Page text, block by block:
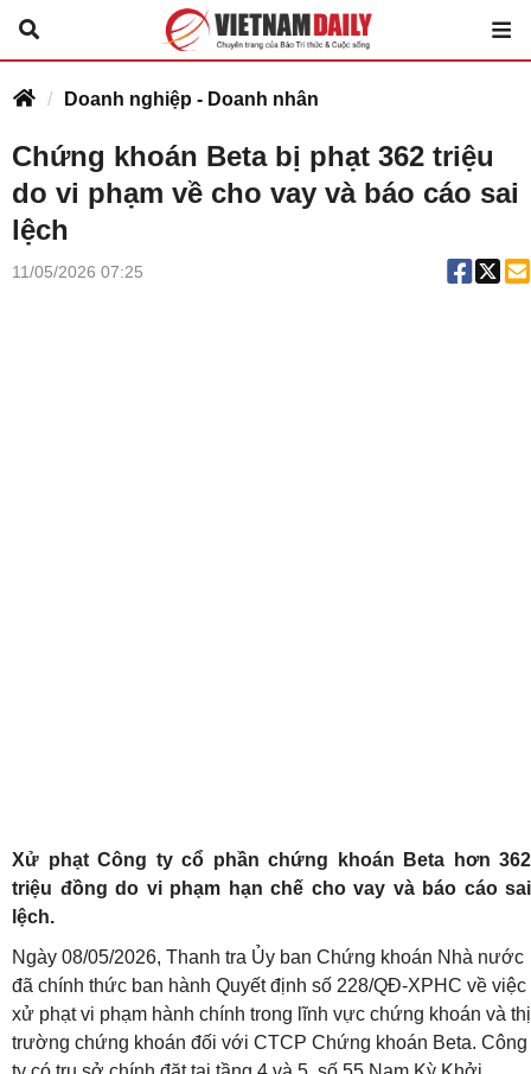
Doanh nghiệp - Doanh nhân
Chứng khoán Beta bị phạt 362 triệu
do vi phạm về cho vay và báo cáo sai
lệch
11/05/2026 07:25
Xử phạt Công ty cổ phần chứng khoán Beta hơn 362
triệu đồng do vi phạm hạn chế cho vay và báo cáo sai
lệch.
Ngày 08/05/2026, Thanh tra Ủy ban Chứng khoán Nhà nước
đã chính thức ban hành Quyết định số 228/QĐ-XPHC về việc
xử phạt vi phạm hành chính trong lĩnh vực chứng khoán và thị
trường chứng khoán đối với CTCP Chứng khoán Beta. Công